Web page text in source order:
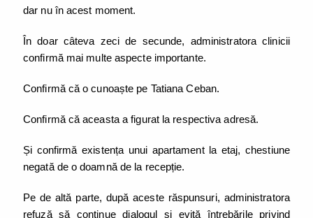
dar nu în acest moment.
În doar câteva zeci de secunde, administratora clinicii
confirmă mai multe aspecte importante.
Confirmă că o cunoaște pe Tatiana Ceban.
Confirmă că aceasta a figurat la respectiva adresă.
Și confirmă existența unui apartament la etaj, chestiune
negată de o doamnă de la recepție.
Pe de altă parte, după aceste răspunsuri, administratora
refuză să continue dialogul și evită întrebările privind